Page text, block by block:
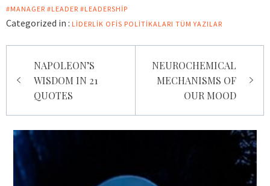
#MANAGER #LEADER #LEADERSHIP
Categorized in : LIDERLIK OFIS POLITIKALARI TÜM YAZILAR
gezinmesi
NAPOLEON’S
WISDOM IN 21
QUOTES
NEUROCHEMICAL
MECHANISMS OF
OUR MOOD